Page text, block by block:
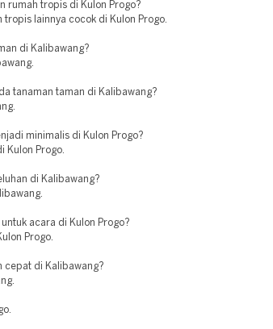
rumah tropis di Kulon Progo?
tropis lainnya cocok di Kulon Progo.
di Kalibawang?
tanaman taman di Kalibawang?
minimalis di Kulon Progo?
Kulon Progo.
di Kalibawang?
acara di Kulon Progo?
Progo.
cepat di Kalibawang?